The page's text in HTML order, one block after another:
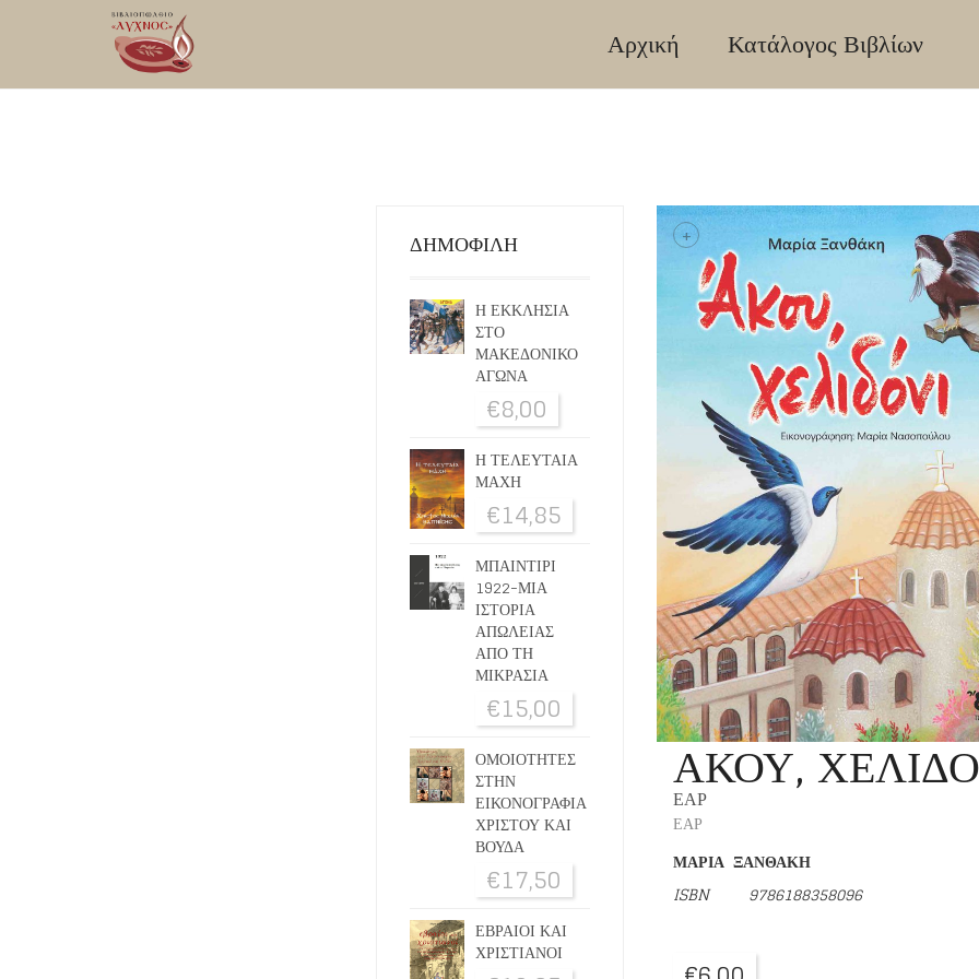
Αρχική Κατάλογος Βιβλίων
+
ΑΚΟΥ,
ΕΑΡ
ΕΑΡ
ΜΑΡΙΑ ΞΑΝΘΑΚΗ
ISBN9786188358096
ΔΗΜΟΦΙΛΗ
Η ΕΚΚΛΗΣΙΑ
ΣΤΟ
ΜΑΚΕΔΟΝΙΚΟ
ΑΓΩΝΑ
€8,00
Η ΤΕΛΕΥΤΑΙΑ
ΜΑΧΗ
€14,85
ΜΠΑΙΝΤΙΡΙ
1922-ΜΙΑ
ΙΣΤΟΡΙΑ
ΑΠΩΛΕΙΑΣ
ΑΠΟ ΤΗ
ΜΙΚΡΑΣΙΑ
€15,00
ΟΜΟΙΟΤΗΤΕΣ
ΣΤΗΝ
ΕΙΚΟΝΟΓΡΑΦΙΑ
ΧΡΙΣΤΟΥ ΚΑΙ
ΒΟΥΔΑ
€17,50
ΕΒΡΑΙΟΙ ΚΑΙ
ΧΡΙΣΤΙΑΝΟΙ